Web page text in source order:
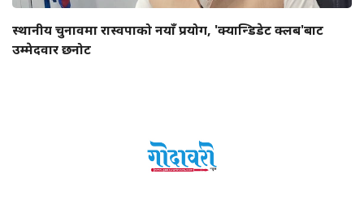
स्थानीय चुनावमा रास्वपाको नयाँ प्रयोग, 'क्यान्डिडेट क्लब'बाट
उम्मेदवार छनोट